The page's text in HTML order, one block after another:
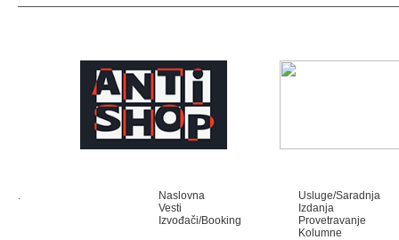
.
Naslovna
Vesti
Izvođači/Booking
Usluge/Saradnja
Izdanja
Provetravanje
Kolumne